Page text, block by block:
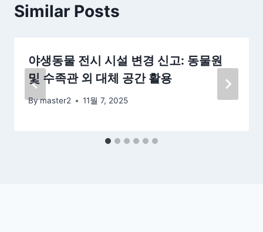
Similar Posts
야생동물 전시 시설 변경 신고: 동물원
및 수족관 외 대체 공간 활용
Bymaster2 11월 7, 2025